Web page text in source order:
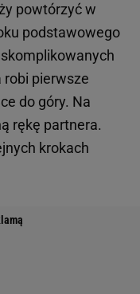
powtórzyć w
podstawowego
robi pierwsze
do góry. Na
rękę partnera.
krokach